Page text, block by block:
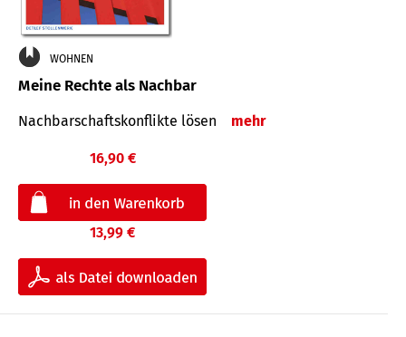
WOHNEN
Meine Rechte als Nachbar
Nach­bar­schafts­konflikte lösen mehr
16,90 €
13,99 €